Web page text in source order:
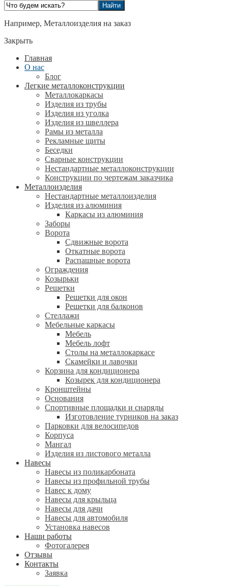
Например, Металлоизделия на заказ
Закрыть
Главная
О нас
Блог
Легкие металлоконструкции
Металлокаркасы
Изделия из трубы
Изделия из уголка
Изделия из швеллера
Рамы из металла
Рекламные щиты
Беседки
Сварные конструкции
Нестандартные металлоконструкции
Конструкции по чертежам заказчика
Металлоизделия
Нестандартные металлоизделия
Изделия из алюминия
Каркасы из алюминия
Заборы
Ворота
Сдвижные ворота
Откатные ворота
Распашные ворота
Ограждения
Козырьки
Решетки
Решетки для окон
Решетки для балконов
Стеллажи
Мебельные каркасы
Мебель
Мебель лофт
Столы на металлокаркасе
Скамейки и лавочки
Корзина для кондиционера
Козырек для кондиционера
Кронштейны
Основания
Спортивные площадки и снаряды
Изготовление турников на заказ
Парковки для велосипедов
Корпуса
Мангал
Изделия из листового металла
Навесы
Навесы из поликарбоната
Навесы из профильной трубы
Навес к дому
Навесы для крыльца
Навесы для дачи
Навесы для автомобиля
Установка навесов
Наши работы
Фотогалерея
Отзывы
Контакты
Заявка